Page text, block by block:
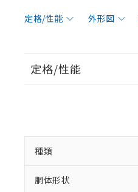
定格/性能 外形図
定格/性能
種類
胴体形状